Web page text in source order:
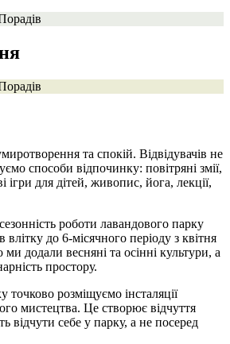
та спокій. Відвідувачів не
способи відпочинку: повітряні змії,
ігри для дітей, живопис, йога, лекції,
роботи лавандового парку
до 6-місячного періоду з квітня
додали весняні та осінні культури, а
простору.
точково розміщуємо інсталяції
мистецтва. Це створює відчуття
відчути себе у парку, а не посеред